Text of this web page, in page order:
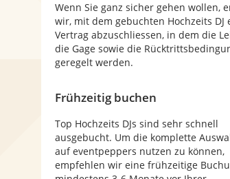
Wenn Sie ganz sicher gehen wollen,
wir, mit dem gebuchten Hochzeits DJ
Vertrag abzuschliessen, in dem die
die Gage sowie die
geregelt werden.
Frühzeitig buchen
Top Hochzeits DJs sind sehr schnell
ausgebucht. Um die komplette
auf eventpeppers nutzen zu können,
empfehlen wir eine frühzeitige